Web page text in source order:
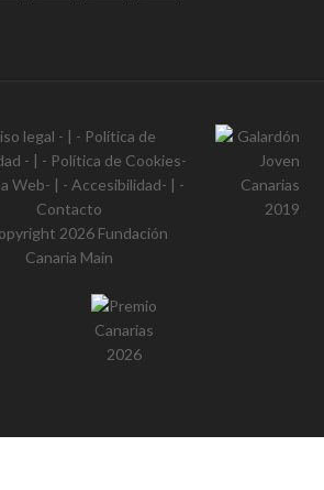
legal - | - Política de
- | - Política de Cookies-
Web- | - Accesibilidad- | -
Contacto
2026 Fundación
Canaria Main